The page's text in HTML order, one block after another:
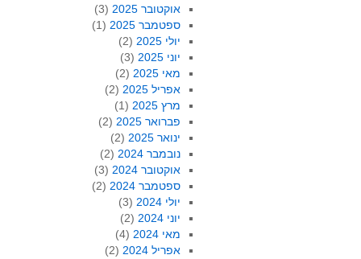
אוקטובר 2025
(3)
ספטמבר 2025
(1)
יולי 2025
(2)
יוני 2025
(3)
מאי 2025
(2)
אפריל 2025
(2)
מרץ 2025
(1)
פברואר 2025
(2)
ינואר 2025
(2)
נובמבר 2024
(2)
אוקטובר 2024
(3)
ספטמבר 2024
(2)
יולי 2024
(3)
יוני 2024
(2)
מאי 2024
(4)
אפריל 2024
(2)